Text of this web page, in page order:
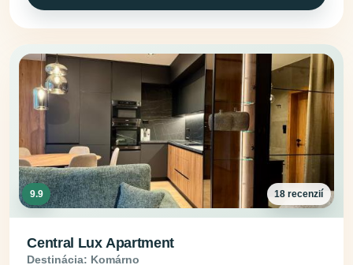
9.9 18 recenzií
Central Lux Apartment
Destinácia: Komárno